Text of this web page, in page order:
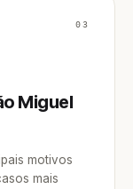
03
Miguel
motivos
mais